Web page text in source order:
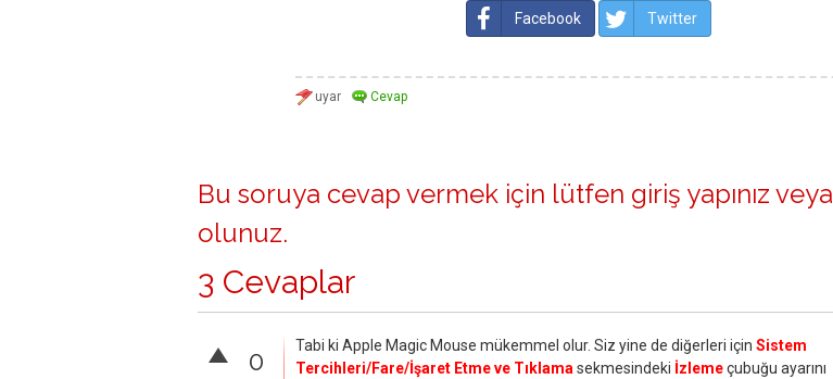
Facebook Twitter
Bu soruya cevap vermek için lütfen giriş yapınız veya
olunuz.
3 Cevaplar
0 Tabi ki Apple Magic Mouse mükemmel olur. Siz yine de diğerleri için Sistem
Tercihleri/Fare/İşaret Etme ve Tıklama sekmesindeki İzlemeçubuğu ayarını